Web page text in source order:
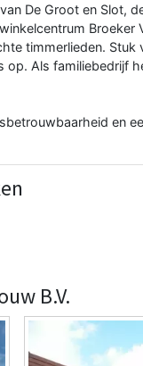
De Groot en Slot,
timmerlieden.
op. Als familiebedrijf
en
B.V.